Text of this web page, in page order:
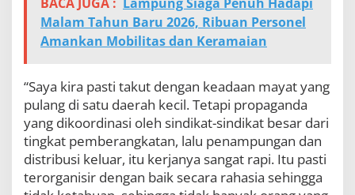
Malam Tahun Baru 2026, Ribuan Personel
Amankan Mobilitas dan Keramaian
“Saya kira pasti takut dengan keadaan mayat yang
pulang di satu daerah kecil. Tetapi propaganda
yang dikoordinasi oleh sindikat-sindikat besar dari
tingkat pemberangkatan, lalu penampungan dan
distribusi keluar, itu kerjanya sangat rapi. Itu pasti
terorganisir dengan baik secara rahasia sehingga